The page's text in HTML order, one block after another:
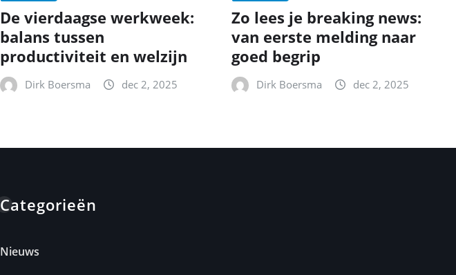
De vierdaagse werkweek:
balans tussen
productiviteit en welzijn
Dirk Boersma dec 2, 2025
Zo lees je breaking news:
van eerste melding naar
goed begrip
Dirk Boersma dec 2, 2025
Categorieën
Nieuws